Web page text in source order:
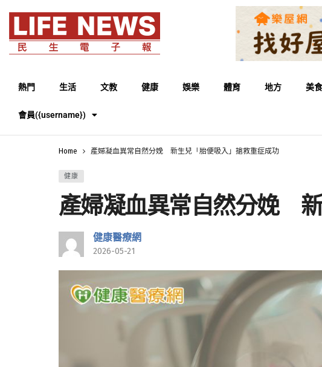
熱門 生活 文教 健康 娛樂 體育 地方 美食
會員({username})
Home 產婦凝血異常自然分娩 新生兒「胎便吸入」搶救重症成功
健康
產婦凝血異常自然分娩
健康醫療網
2026-05-21